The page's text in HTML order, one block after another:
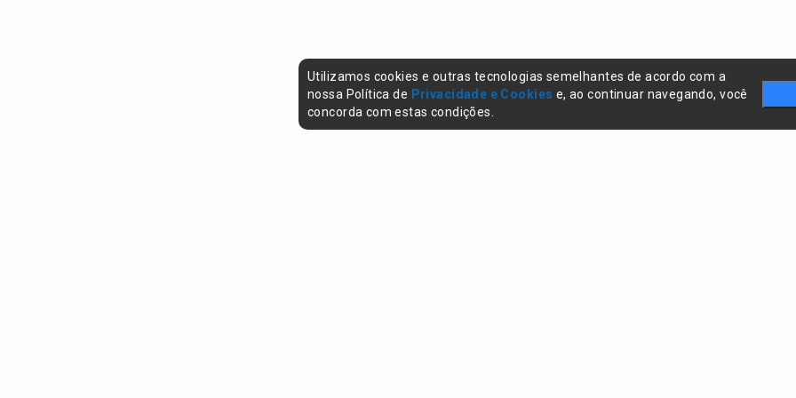
Utilizamos cookies e outras tecnologias semelhantes de acordo com a
nossa Política de Privacidade e Cookies e, ao continuar navegando, você
concorda com estas condições.